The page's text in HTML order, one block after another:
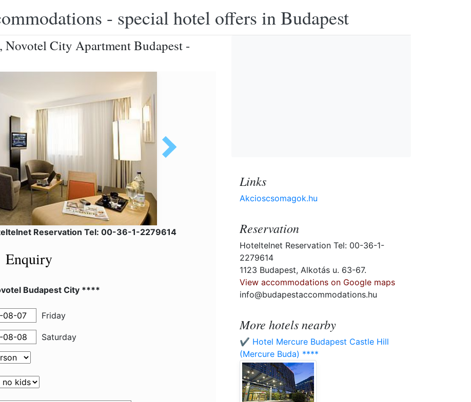
- special hotel offers in Budapest
Novotel City Apartment Budapest -
Reservation Tel: 00-36-1-2279614
Enquiry
Budapest City ****
Friday
Saturday
Links
Akcioscsomagok.hu
Reservation
Hoteltelnet Reservation Tel: 00-36-1-
2279614
1123 Budapest, Alkotás u. 63-67.
View accommodations on Google maps
info@budapestaccommodations.hu
More hotels nearby
✔️ Hotel Mercure Budapest Castle Hill
(Mercure Buda) ****